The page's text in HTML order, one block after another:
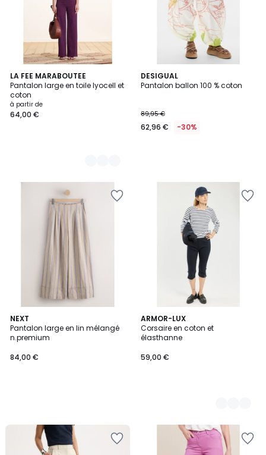
LA FEE MARABOUTEE
Pantalon large en toile lyocell et
coton
à partir de
64,00 €
2
Couleurs
DESIGUAL
Pantalon ballon 100 % coton
89,95 €
62,96 € -30%
NEXT
Pantalon large en lin mélangé
n.premium
84,00 €
ARMOR-LUX
Corsaire en coton et
élasthanne
59,00 €
2
Couleurs